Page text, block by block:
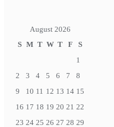
August 2026
S M T W T F
S
1
2
3 4 5 6 7
8
9
10 11 12 13 14 15
16 17 18 19 20 21 22
23 24 25 26 27 28 29